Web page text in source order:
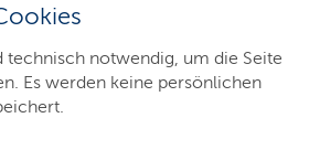
technisch notwendig, um die Seite
Es werden keine persönlichen